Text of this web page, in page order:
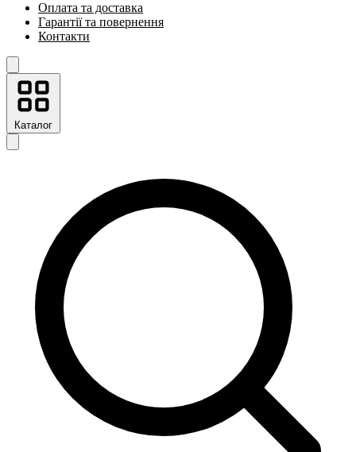
Оплата та доставка
Гарантії та повернення
Контакти
Каталог